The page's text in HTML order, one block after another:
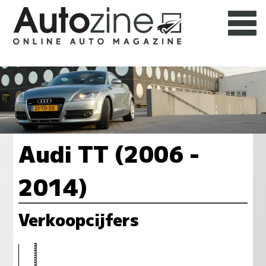
Audi TT (2006 -
2014)
Verkoopcijfers
109